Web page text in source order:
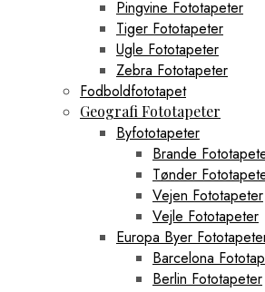
Pingvine Fototapeter
Tiger Fototapeter
Ugle Fototapeter
Zebra Fototapeter
Fodboldfototapet
Geografi Fototapeter
Byfototapeter
Brande
Tønder
Vejen Fototapeter
Vejle Fototapeter
Europa Byer
Barcelona
Berlin Fototapeter